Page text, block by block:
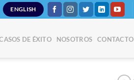
ENGLISH
DE ÉXITO NOSOTROS CONTACTO